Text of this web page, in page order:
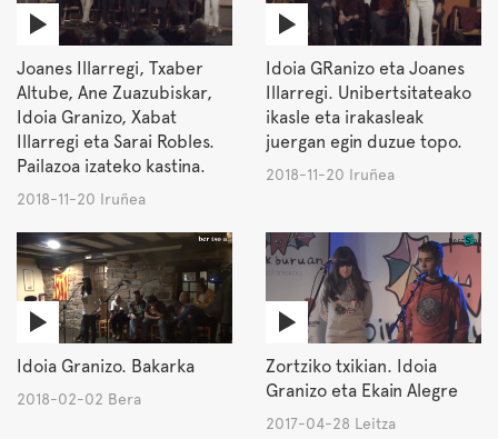
Joanes Illarregi, Txaber
Altube, Ane Zuazubiskar,
Idoia Granizo, Xabat
Illarregi eta Sarai Robles.
Pailazoa izateko kastina.
2018-11-20 Iruñea
Idoia GRanizo eta Joanes
Illarregi. Unibertsitateako
ikasle eta irakasleak
juergan egin duzue topo.
2018-11-20 Iruñea
Idoia Granizo. Bakarka
2018-02-02 Bera
Zortziko txikian. Idoia
Granizo eta Ekain Alegre
2017-04-28 Leitza